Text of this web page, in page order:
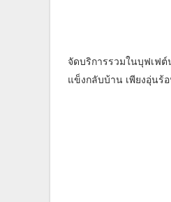
จัดบริการรวมในบุฟเฟ
แข็งกลับบ้าน เพียงอุ่นร้